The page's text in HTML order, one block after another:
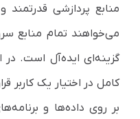
منابع پردازشی قدرتمند
می‌خواهند تمام منابع
گزینه‌ای ایده‌آل است.
کامل در اختیار یک کاربر
بر روی داده‌ها و